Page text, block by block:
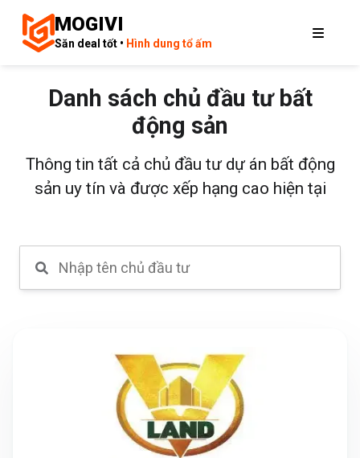
MOGIVI
Săn deal tốt • Hình dung tổ ấm
Danh sách chủ đầu tư bất
động sản
Thông tin tất cả chủ đầu tư dự án bất động
sản uy tín và được xếp hạng cao hiện tại